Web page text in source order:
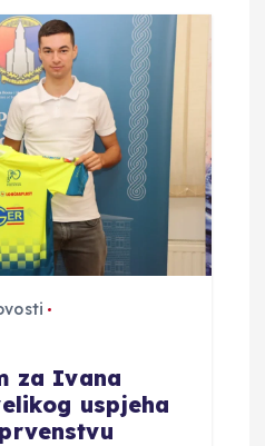
za Ivana
uspjeha